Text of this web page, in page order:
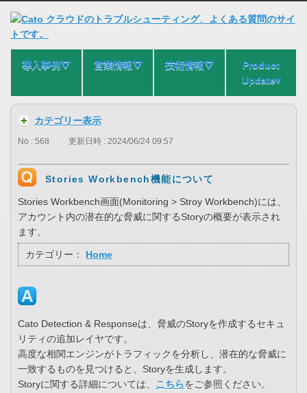
導入事例⛛ 営業情報⛛ 技術情報⛛
Product
Update▾
カテゴリー表示
No : 568 更新日時 : 2024/06/24 09:57
Stories Workbench機能について
Stories Workbench画面(Monitoring > Stroy Workbench)には、
アカウント内の潜在的な脅威に関するStoryの概要が表示され
ます。
カテゴリー： Home
Cato Detection & Responseは、脅威のStoryを作成するセキュ
リティの追加レイヤです。
高度な相関エンジンがトラフィックを分析し、潜在的な脅威に
一致するものを見つけると、Storyを生成します。
Storyに関する詳細については、 こちらをご参照ください。